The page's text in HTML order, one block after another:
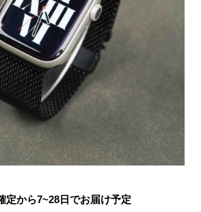
定から7~28日でお届け予定